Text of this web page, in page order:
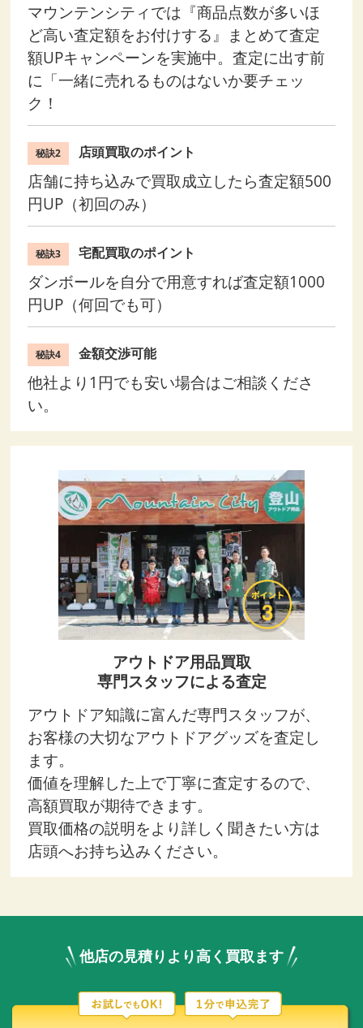
マウンテンシティでは『商品点数が多いほ
ど高い査定額をお付けする』まとめて査定
額UPキャンペーンを実施中。査定に出す前
に「一緒に売れるものはないか要チェッ
ク！
秘訣2 店頭買取のポイント
店舗に持ち込みで買取成立したら査定額500
円UP（初回のみ）
秘訣3 宅配買取のポイント
ダンボールを自分で用意すれば査定額1000
円UP（何回でも可）
秘訣4 金額交渉可能
他社より1円でも安い場合はご相談くださ
い。
アウトドア用品買取
専門スタッフによる査定
アウトドア知識に富んだ専門スタッフが、
お客様の大切なアウトドアグッズを査定し
ます。
価値を理解した上で丁寧に査定するので、
高額買取が期待できます。
買取価格の説明をより詳しく聞きたい方は
店頭へお持ち込みください。
他店の見積りより高く買取ます